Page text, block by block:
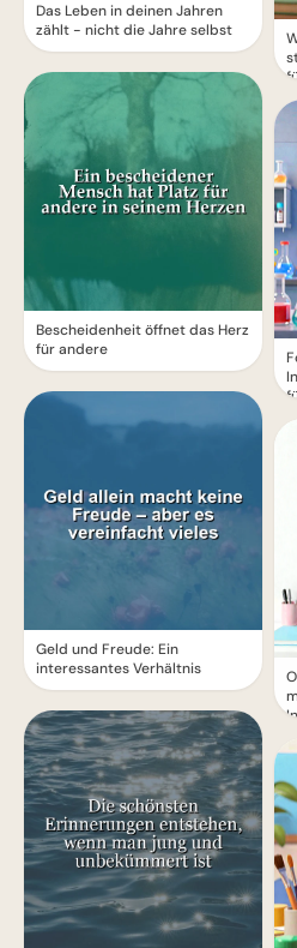
Das Leben in deinen Jahren
zählt - nicht die Jahre selbst
Bescheidenheit öffnet das Herz
für andere
Geld und Freude: Ein
interessantes Verhältnis